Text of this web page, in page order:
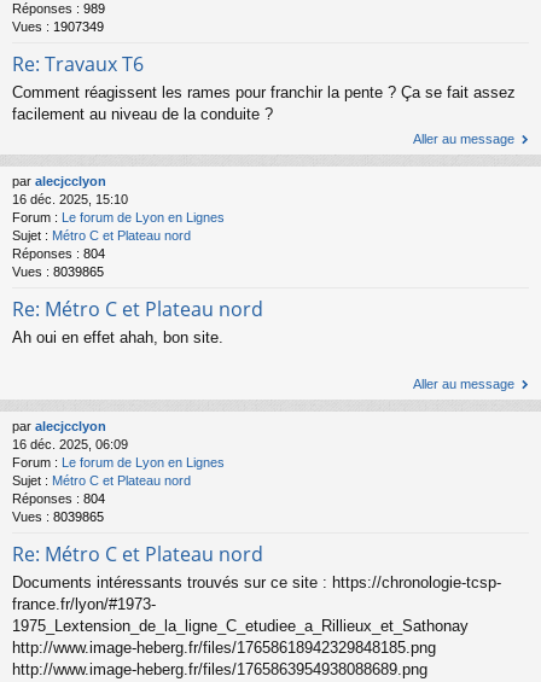
Réponses : 989
Vues : 1907349
Re: Travaux T6
Comment réagissent les rames pour franchir la pente ? Ça se fait assez
facilement au niveau de la conduite ?
Aller au message
par alecjcclyon
16 déc. 2025, 15:10
Forum :
Le forum de Lyon en Lignes
Sujet : Métro C et Plateau nord
Réponses : 804
Vues : 8039865
Re: Métro C et Plateau nord
Ah oui en effet ahah, bon site.
Aller au message
par alecjcclyon
16 déc. 2025, 06:09
Forum : Le forum de Lyon en Lignes
Sujet : Métro C et Plateau nord
Réponses : 804
Vues : 8039865
Re: Métro C et Plateau nord
Documents intéressants trouvés sur ce site : https://chronologie-tcsp-
france.fr/lyon/#1973-
1975_Lextension_de_la_ligne_C_etudiee_a_Rillieux_et_Sathonay
http://www.image-heberg.fr/files/17658618942329848185.png
http://www.image-heberg.fr/files/1765863954938088689.png